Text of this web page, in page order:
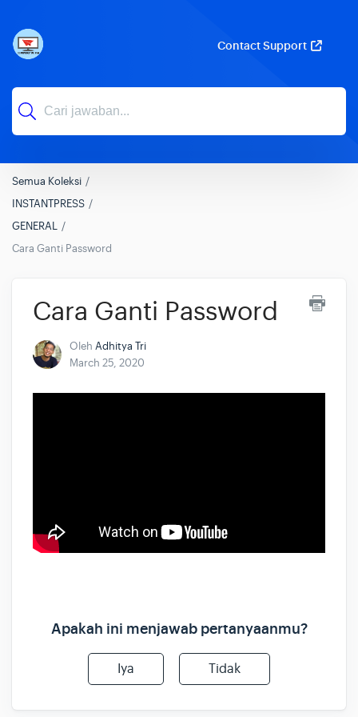
Contact Support
Semua Koleksi
INSTANTPRESS
GENERAL
Cara Ganti Password
Cara Ganti Password
Oleh Adhitya Tri
March 25, 2020
Apakah ini menjawab pertanyaanmu?
Iya Tidak